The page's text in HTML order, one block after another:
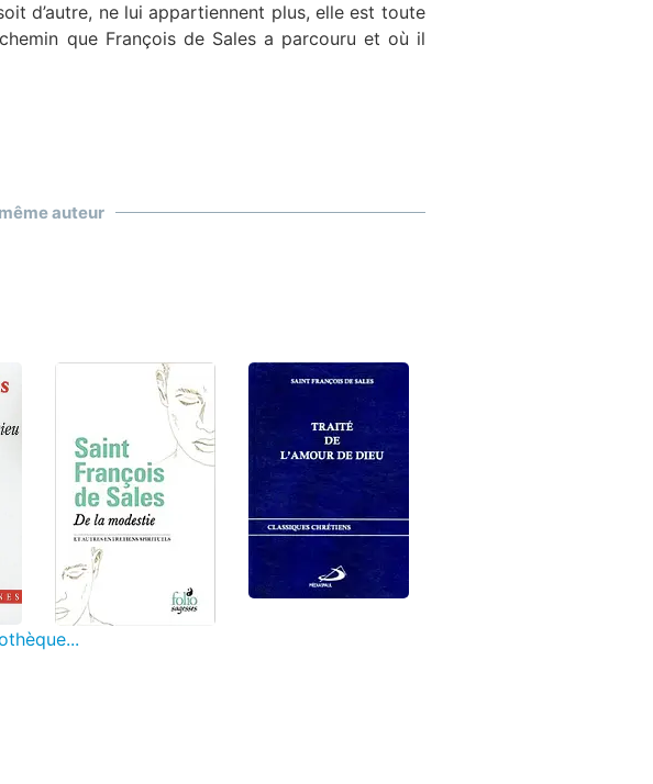
d’autre, ne lui appartiennent plus, elle est toute
que François de Sales a parcouru et où il
auteur